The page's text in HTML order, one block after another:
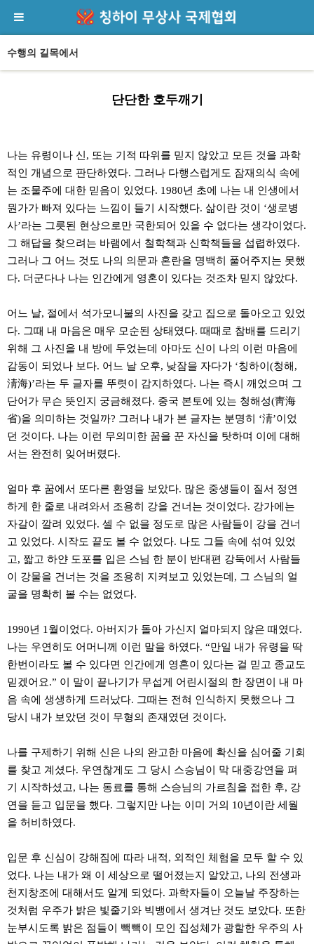
수행의 길목에서
단단한 호두깨기
나는 유령이나 신, 또는 기적 따위를 믿지 않았고 모든 것을 과학
적인 개념으로 판단하였다. 그러나 다행스럽게도 잠재의식 속에
는 조물주에 대한 믿음이 있었다. 1980년 초에 나는 내 인생에서
뭔가가 빠져 있다는 느낌이 들기 시작했다. 삶이란 것이 ‘생로병
사’라는 그릇된 현상으로만 국한되어 있을 수 없다는 생각이었다.
그 해답을 찾으려는 바램에서 철학책과 신학책들을 섭렵하였다.
그러나 그 어느 것도 나의 의문과 혼란을 명백히 풀어주지는 못했
다. 더군다나 나는 인간에게 영혼이 있다는 것조차 믿지 않았다.
어느 날, 절에서 석가모니불의 사진을 갖고 집으로 돌아오고 있었
다. 그때 내 마음은 매우 모순된 상태였다. 때때로 참배를 드리기
위해 그 사진을 내 방에 두었는데 아마도 신이 나의 이런 마음에
감동이 되었나 보다. 어느 날 오후, 낮잠을 자다가 ‘칭하이(청해,
淸海)’라는 두 글자를 뚜렷이 감지하였다. 나는 즉시 깨었으며 그
단어가 무슨 뜻인지 궁금해졌다. 중국 본토에 있는 청해성(靑海
省)을 의미하는 것일까? 그러나 내가 본 글자는 분명히 ‘淸’이었
던 것이다. 나는 이런 무의미한 꿈을 꾼 자신을 탓하며 이에 대해
서는 완전히 잊어버렸다.
얼마 후 꿈에서 또다른 환영을 보았다. 많은 중생들이 질서 정연
하게 한 줄로 내려와서 조용히 강을 건너는 것이었다. 강가에는
자갈이 깔려 있었다. 셀 수 없을 정도로 많은 사람들이 강을 건너
고 있었다. 시작도 끝도 볼 수 없었다. 나도 그들 속에 섞여 있었
고, 짧고 하얀 도포를 입은 스님 한 분이 반대편 강둑에서 사람들
이 강물을 건너는 것을 조용히 지켜보고 있었는데, 그 스님의 얼
굴을 명확히 볼 수는 없었다.
1990년 1월이었다. 아버지가 돌아 가신지 얼마되지 않은 때였다.
나는 우연히도 어머니께 이런 말을 하였다. “만일 내가 유령을 딱
한번이라도 볼 수 있다면 인간에게 영혼이 있다는 걸 믿고 종교도
믿겠어요.” 이 말이 끝나기가 무섭게 어린시절의 한 장면이 내 마
음 속에 생생하게 드러났다. 그때는 전혀 인식하지 못했으나 그
당시 내가 보았던 것이 무형의 존재였던 것이다.
나를 구제하기 위해 신은 나의 완고한 마음에 확신을 심어줄 기회
를 찾고 계셨다. 우연찮게도 그 당시 스승님이 막 대중강연을 펴
기 시작하셨고, 나는 동료를 통해 스승님의 가르침을 접한 후, 강
연을 듣고 입문을 했다. 그렇지만 나는 이미 거의 10년이란 세월
을 허비하였다.
입문 후 신심이 강해짐에 따라 내적, 외적인 체험을 모두 할 수 있
었다. 나는 내가 왜 이 세상으로 떨어졌는지 알았고, 나의 전생과
천지창조에 대해서도 알게 되었다. 과학자들이 오늘날 주장하는
것처럼 우주가 밝은 빛줄기와 빅뱅에서 생겨난 것도 보았다. 또한
눈부시도록 밝은 점들이 빽빽이 모인 집성체가 광할한 우주의 사